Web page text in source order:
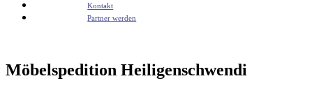
Kontakt
Partner werden
Möbelspedition Heiligenschwendi